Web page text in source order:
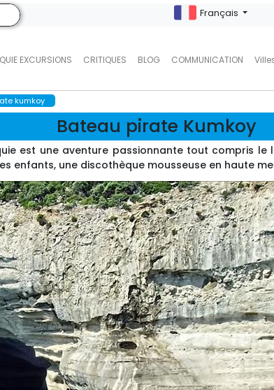
EXCURSIONS CRITIQUES BLOG COMMUNICATION
Français
kumkoy
Bateau pirate Kumkoy
est une aventure passionnante tout compris
enfants, une discothèque mousseuse en haute